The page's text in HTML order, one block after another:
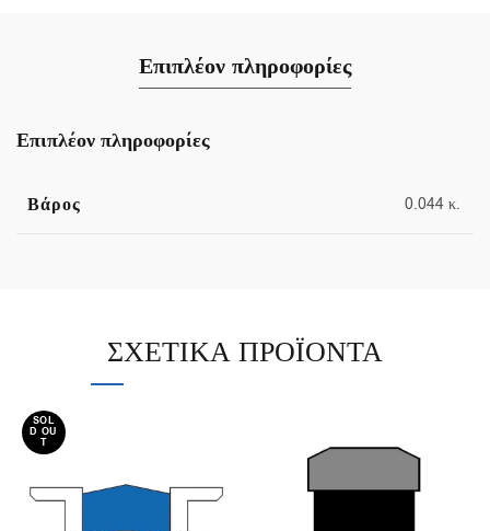
Επιπλέον πληροφορίες
Επιπλέον πληροφορίες
Βάρος 0.044 κ.
ΣΧΕΤΙΚΆ ΠΡΟΪΌΝΤΑ
SOL
D OU
T